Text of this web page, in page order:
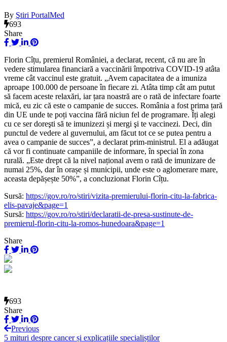
By Ştiri PortalMed
693
Share
Florin Cîțu, premierul României, a declarat, recent, că nu are în
vedere stimularea financiară a vaccinării împotriva COVID-19 atâta
vreme cât vaccinul este gratuit. „Avem capacitatea de a imuniza
aproape 100.000 de persoane în fiecare zi. Atâta timp cât am putut
să facem aceste relaxări, iar țara noastră are o rată de infectare foarte
mică, eu zic că este o campanie de succes. România a fost prima țară
din UE unde te poți vaccina fără niciun fel de programare. Îți alegi
cu ce ser doreşti să te imunizezi și mergi şi te vaccinezi. Deci, din
punctul de vedere al guvernului, am făcut tot ce se putea pentru a
avea o campanie de succes”, a declarat prim-ministrul. El a adăugat
că vor fi continuate campaniile de informare, în special în zona
rurală. „Este drept că la nivel național avem o rată de imunizare de
numai 25%, dar în orașe și municipii, unde este o aglomerare mare,
aceasta depășește 50%”, a concluzionat Florin Cîțu.
Sursă: https://gov.ro/ro/stiri/vizita-premierului-florin-citu-la-fabrica-
elis-pavaje&page=1
Sursă: https://gov.ro/ro/stiri/declaratii-de-presa-sustinute-de-
premierul-florin-citu-la-romos-hunedoara&page=1
Share
693
Share
Previous
5 mituri despre cancer și explicațiile specialiștilor